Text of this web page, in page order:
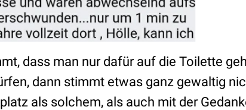
dass man nur dafür auf die Toilette
dann stimmt etwas ganz gewaltig
als solchem, als auch mit der